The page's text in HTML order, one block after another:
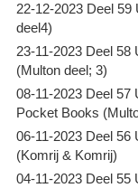
22-12-2023 Deel
deel4)
23-11-2023 Deel 58
(Multon deel; 3)
08-11-2023 Deel 57
Pocket Books
06-11-2023 Deel 56
(Komrij & Komrij)
04-11-2023 Deel 55